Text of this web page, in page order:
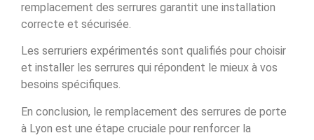
remplacement des serrures garantit une installation
correcte et sécurisée.
Les serruriers expérimentés sont qualifiés pour choisir
et installer les serrures qui répondent le mieux à vos
besoins spécifiques.
En conclusion, le remplacement des serrures de porte
à Lyon est une étape cruciale pour renforcer la